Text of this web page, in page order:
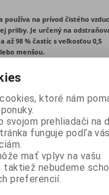
používa na prívod čistého
prilby. Je určený na
až 98 % častíc s veľkosťou 0,5
menšou.
Vaša cena bez DPH:
Vaša cena s DPH:586,71
ktoré nám
svojom prehliadači na
funguje podľa
mať vplyv na vašu
nebudeme
preferencií.